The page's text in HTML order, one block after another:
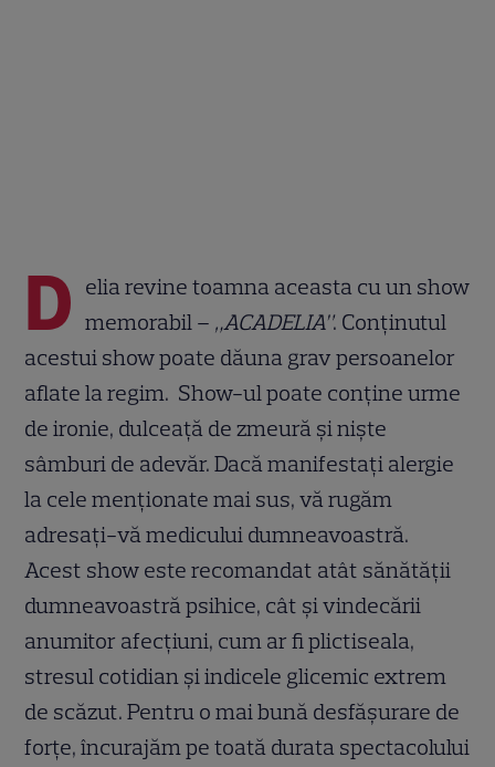
D elia revine toamna aceasta cu un show
memorabil – „ACADELIA”. Conținutul
acestui show poate dăuna grav persoanelor
aflate la regim. Show-ul poate conține urme
de ironie, dulceață de zmeură și niște
sâmburi de adevăr. Dacă manifestați alergie
la cele menționate mai sus, vă rugăm
adresați-vă medicului dumneavoastră.
Acest show este recomandat atât sănătății
dumneavoastră psihice, cât și vindecării
anumitor afecțiuni, cum ar fi plictiseala,
stresul cotidian și indicele glicemic extrem
de scăzut. Pentru o mai bună desfășurare de
forțe, încurajăm pe toată durata spectacolului